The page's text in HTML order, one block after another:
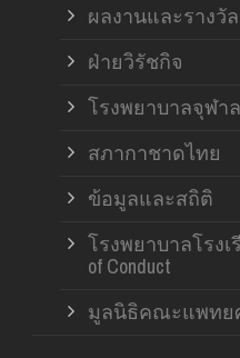
ผลงานและรางวัล
ฝ่ายวิรัชกิจ
โรงพยาบาลจุฬา
สภากาชาดไทย
ข้อมูลและสถิติ
โรงพยาบาลโรง
of Conduct
มูลนิธิคณะแพทย